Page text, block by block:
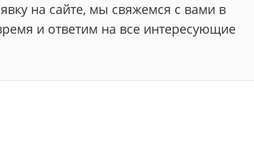
на сайте, мы свяжемся с вами в
и ответим на все интересующие